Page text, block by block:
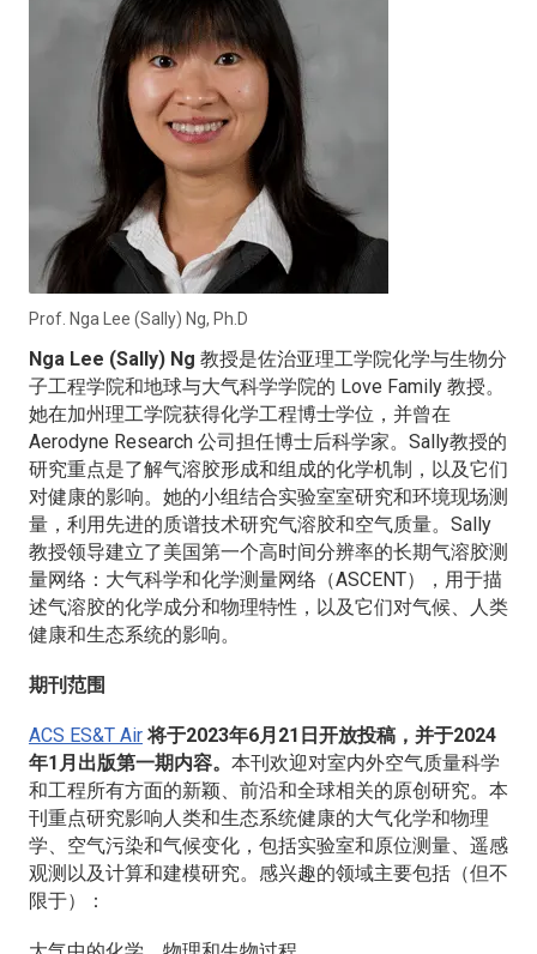
Prof. Nga Lee (Sally) Ng, Ph.D
Nga Lee (Sally) Ng 教授是佐治亚理工学院化学与生物分
子工程学院和地球与大气科学学院的 Love Family 教授。
她在加州理工学院获得化学工程博士学位，并曾在
Aerodyne Research 公司担任博士后科学家。Sally教授的
研究重点是了解气溶胶形成和组成的化学机制，以及它们
对健康的影响。她的小组结合实验室室研究和环境现场测
量，利用先进的质谱技术研究气溶胶和空气质量。Sally
教授领导建立了美国第一个高时间分辨率的长期气溶胶测
量网络：大气科学和化学测量网络（ASCENT），用于描
述气溶胶的化学成分和物理特性，以及它们对气候、人类
健康和生态系统的影响。
期刊范围
ACS ES&T Air 将于2023年6月21日开放投稿，并于2024
年1月出版第一期内容。 本刊欢迎对室内外空气质量科学
和工程所有方面的新颖、前沿和全球相关的原创研究。本
刊重点研究影响人类和生态系统健康的大气化学和物理
学、空气污染和气候变化，包括实验室和原位测量、遥感
观测以及计算和建模研究。感兴趣的领域主要包括（但不
限于）：